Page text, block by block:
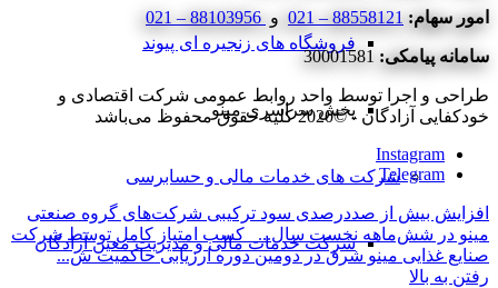
فروشگاه های زنجیره ای پیوند
پخش سراسری مینو
شرکت های خدمات مالی و حسابرسی
شرکت خدمات مالی و مدیریت معین آزادگان
امور سهام: 88558121 – 021 و
سامانه پیامکی:
طراحی و اجرا توسط واحد روابط عمومی شرکت اقتصادی و
خودکفایی آزادگان - ©2020 کلیه حقوق محفوظ می‌باشد
Instagram
Telegram
افزایش بیش از صددرصدی سود ترکیبی شرکت‌های گروه صنعتی
مینو در شش‌ماهه نخست سال...
کسب امتیاز کامل توسط شرکت
صنایع غذایی مینو شرق در دومین دوره ارزیابی حاکمیت ش...
رفتن به بالا